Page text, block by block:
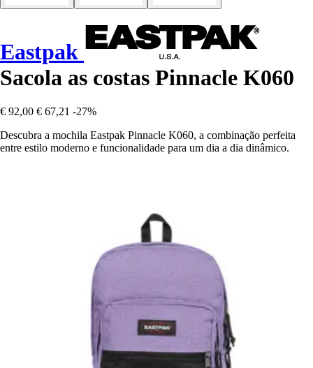
Eastpak
Sacola as costas Pinnacle K060
€ 92,00 € 67,21 -27%
Descubra a mochila Eastpak Pinnacle K060, a combinação perfeita
entre estilo moderno e funcionalidade para um dia a dia dinâmico.